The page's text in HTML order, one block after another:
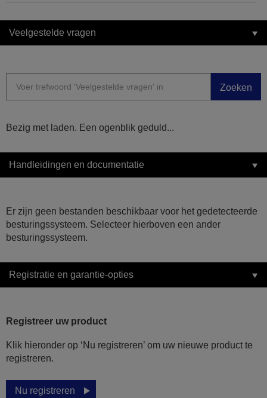
Veelgestelde vragen
Zoeken
Bezig met laden. Een ogenblik geduld...
Handleidingen en documentatie
Er zijn geen bestanden beschikbaar voor het gedetecteerde
besturingssysteem. Selecteer hierboven een ander
besturingssysteem.
Registratie en garantie-opties
Registreer uw product
Klik hieronder op ‘Nu registreren’ om uw nieuwe product te
registreren.
Nu registreren